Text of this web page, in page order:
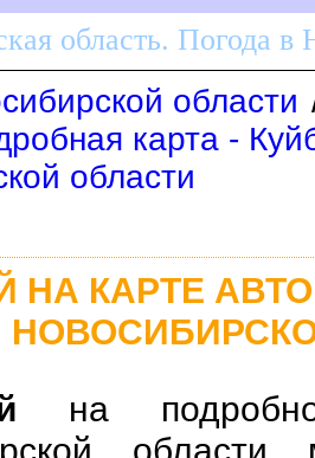
область. Погода в
области
карта -
области
НА КАРТЕ
на